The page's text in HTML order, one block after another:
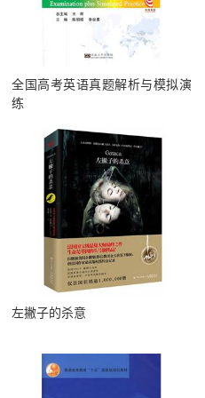
全国高考英语真题解析与模拟演
练
左撇子的杀意